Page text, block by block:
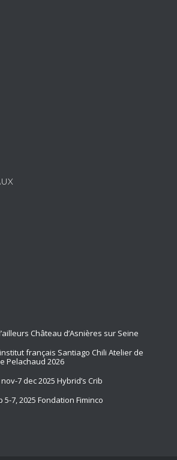
Château d’Asnières sur Seine
français Santiago Chili Atelier de
Pelachaud 2026
7 dec 2025 Hybrid’s Crib
7, 2025 Fondation Fiminco